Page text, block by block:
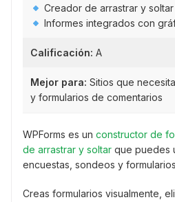
Creador de arrastrar y
Informes integrados con
Calificación: A
Mejor para: Sitios que
y formularios de comentarios
WPForms es un constructor de
de arrastrar y soltar que puedes
encuestas, sondeos y
Creas formularios visualmente,